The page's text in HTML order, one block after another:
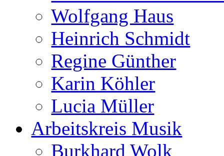
Wolfgang Haus
Heinrich Schmidt
Regine Günther
Karin Köhler
Lucia Müller
Arbeitskreis Musik
Burkhard Wolk